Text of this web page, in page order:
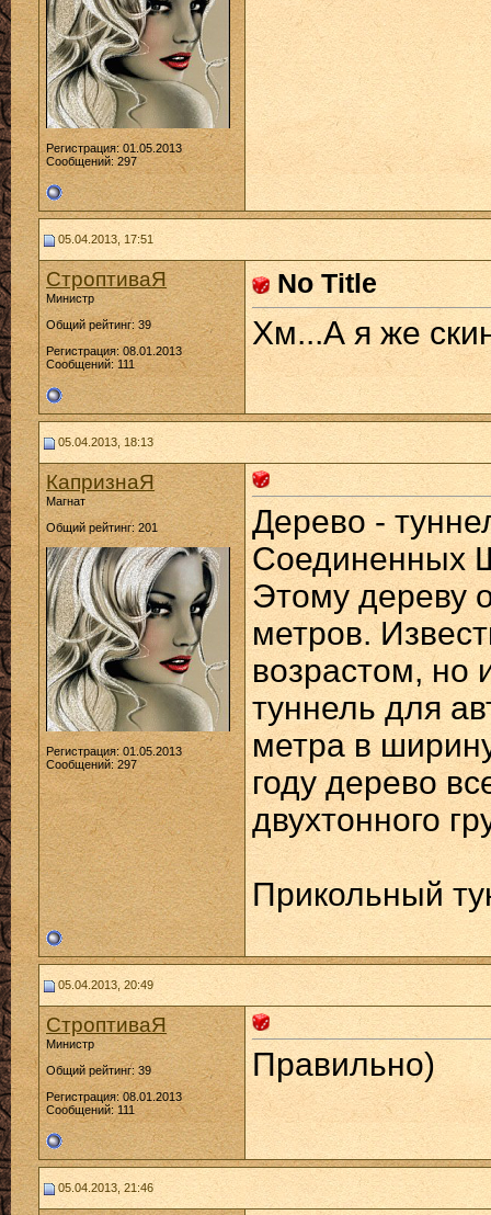
Регистрация: 01.05.2013
Сообщений: 297
05.04.2013, 17:51
СтроптиваЯ
Министр
Общий рейтинг: 39
Регистрация: 08.01.2013
Сообщений: 111
No Title
Хм...А я же
05.04.2013, 18:13
КапризнаЯ
Магнат
Общий рейтинг: 201
Регистрация: 01.05.2013
Сообщений: 297
Дерево -
Соединенных
Этому дереву
метров.
возрастом, но
туннель для
метра в
году дерево
двухтонного
Прикольный
05.04.2013, 20:49
СтроптиваЯ
Министр
Общий рейтинг: 39
Регистрация: 08.01.2013
Сообщений: 111
Правильно)
05.04.2013, 21:46